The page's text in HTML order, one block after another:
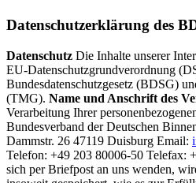
Datenschutzerklärung des
Datenschutz Die Inhalte unserer
EU-Datenschutzgrundverordnung
Bundesdatenschutzgesetz (BDSG)
(TMG). Name und Anschrift des
Verarbeitung Ihrer
Bundesverband der Deutschen
Dammstr. 26 47119 Duisburg Email:
Telefon: +49 203 80006-50 Telefax:
sich per Briefpost an uns wenden,